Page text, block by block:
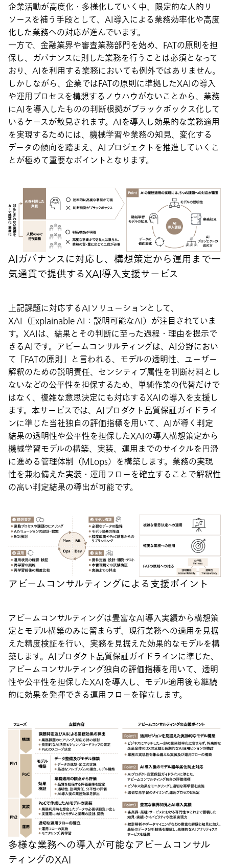
企業活動が高度化・多様化していく中、限定的な人的リ
ソースを補う手段として、AI導入による業務効率化や高度
化した業務への対応が進んでいます。
一方で、金融業界や審査業務部門を始め、FATの原則を担
保し、ガバナンスに則した業務を行うことは必須となって
おり、AIを利用する業務においても例外ではありません。
しかしながら、企業ではFATの原則に準拠したXAIの導入
や運用プロセスを構想するノウハウがないことから、業務
にAIを導入したものの判断根拠がブラックボックス化して
いるケースが散見されます。AIを導入し効果的な業務適用
を実現するためには、機械学習や業務の知見、変化する
データの傾向を踏まえ、AIプロジェクトを推進していくこ
とが極めて重要なポイントとなります。
AIガバナンスに対応し、構想策定から運用まで一
気通貫で提供するXAI導入支援サービス
上記課題に対応するAIソリューションとして、
XAI（Explainable AI：説明可能なAI）が注目されていま
す。XAIは、結果とその判断に至った過程・理由を提示で
きるAIです。アビームコンサルティングは、AI分野におい
て「FATの原則」と言われる、モデルの透明性、ユーザー
解釈のための説明責任、センシティブ属性を判断材料とし
ないなどの公平性を担保するため、単純作業の代替だけで
はなく、複雑な意思決定にも対応するXAIの導入を支援し
ます。本サービスでは、AIプロダクト品質保証ガイドライ
ンに準じた当社独自の評価指標を用いて、AIが導く判定
結果の透明性や公平性を担保したXAIの導入構想策定から
機械学習モデルの構築、実装、運用までのサイクルを円滑
に進める管理体制（MLops）を構築します。業務の実現
性を兼ね備えた実装・運用フローを確立することで解釈性
の高い判定結果の導出が可能です。
アビームコンサルティングによる支援ポイント
アビームコンサルティングは豊富なAI導入実績から構想策
定とモデル構築のみに留まらず、現行業務への適用を見据
えた精度検証を行い、実務を見据えた効果的なモデルを構
築します。AIプロダクト品質保証ガイドラインに準じた、
アビームコンサルティング独自の評価指標を用いて、透明
性や公平性を担保したXAIを導入し、モデル適用後も継続
的に効果を発揮できる運用フローを確立します。
多様な業務への導入が可能なアビームコンサル
ティングのXAI